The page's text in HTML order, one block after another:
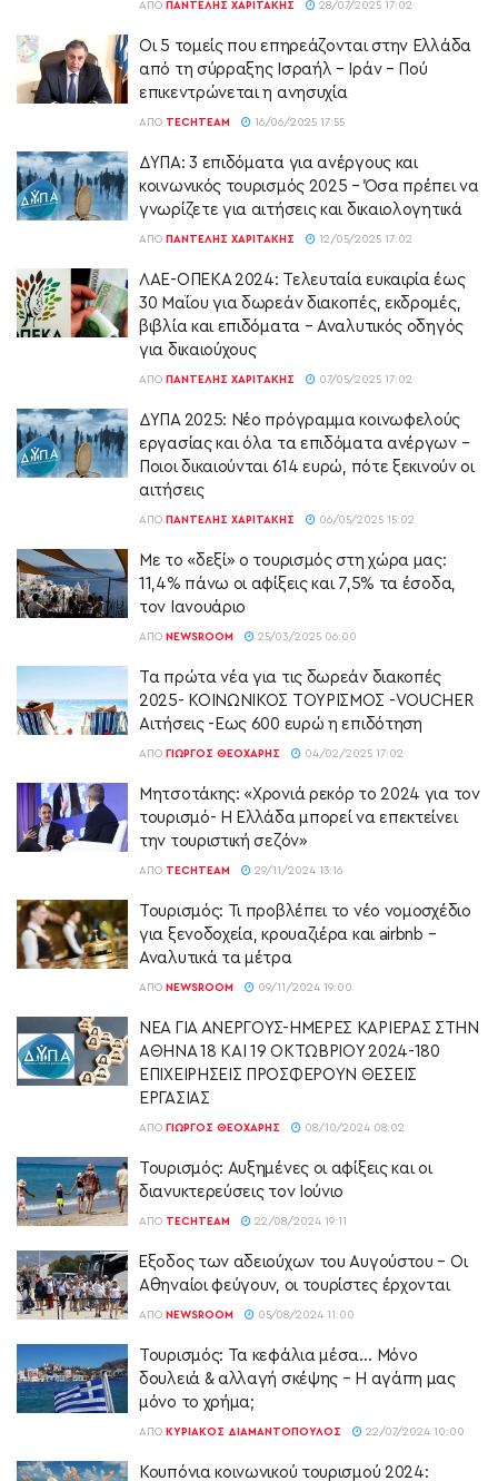
ΑΠΌ ΠΑΝΤΕΛΉΣ ΧΑΡΙΤΆΚΗΣ 28/07/2025 17:02
Οι 5 τομείς που επηρεάζονται στην Ελλάδα
από τη σύρραξης Ισραήλ – Ιράν – Πού
επικεντρώνεται η ανησυχία
ΑΠΌ TECHTEAM 16/06/2025 17:55
ΔΥΠΑ: 3 επιδόματα για ανέργους και
κοινωνικός τουρισμός 2025 – Όσα πρέπει να
γνωρίζετε για αιτήσεις και δικαιολογητικά
ΑΠΌ ΠΑΝΤΕΛΉΣ ΧΑΡΙΤΆΚΗΣ 12/05/2025 17:02
ΛΑΕ-ΟΠΕΚΑ 2024: Τελευταία ευκαιρία έως
30 Μαΐου για δωρεάν διακοπές, εκδρομές,
βιβλία και επιδόματα – Αναλυτικός οδηγός
για δικαιούχους
ΑΠΌ ΠΑΝΤΕΛΉΣ ΧΑΡΙΤΆΚΗΣ 07/05/2025 17:02
ΔΥΠΑ 2025: Νέο πρόγραμμα κοινωφελούς
εργασίας και όλα τα επιδόματα ανέργων –
Ποιοι δικαιούνται 614 ευρώ, πότε ξεκινούν οι
αιτήσεις
ΑΠΌ ΠΑΝΤΕΛΉΣ ΧΑΡΙΤΆΚΗΣ 06/05/2025 15:02
Με το «δεξί» ο τουρισμός στη χώρα μας:
11,4% πάνω οι αφίξεις και 7,5% τα έσοδα,
τον Ιανουάριο
ΑΠΌ NEWSROOM 25/03/2025 06:00
Τα πρώτα νέα για τις δωρεάν διακοπές
2025- ΚΟΙΝΩΝΙΚΟΣ ΤΟΥΡΙΣΜΟΣ -VOUCHER
Αιτήσεις -Εως 600 ευρώ η επιδότηση
ΑΠΌ ΓΙΏΡΓΟΣ ΘΕΟΧΆΡΗΣ 04/02/2025 17:02
Μητσοτάκης: «Χρονιά ρεκόρ το 2024 για τον
τουρισμό- Η Ελλάδα μπορεί να επεκτείνει
την τουριστική σεζόν»
ΑΠΌ TECHTEAM 29/11/2024 13:16
Τουρισμός: Τι προβλέπει το νέο νομοσχέδιο
για ξενοδοχεία, κρουαζιέρα και airbnb –
Αναλυτικά τα μέτρα
ΑΠΌ NEWSROOM 09/11/2024 19:00
ΝΕΑ ΓΙΑ ΑΝΕΡΓΟΥΣ-ΗΜΕΡΕΣ ΚΑΡΙΕΡΑΣ ΣΤΗΝ
ΑΘΗΝΑ 18 ΚΑΙ 19 ΟΚΤΩΒΡΙΟΥ 2024-180
ΕΠΙΧΕΙΡΗΣΕΙΣ ΠΡΟΣΦΕΡΟΥΝ ΘΕΣΕΙΣ
ΕΡΓΑΣΙΑΣ
ΑΠΌ ΓΙΏΡΓΟΣ ΘΕΟΧΆΡΗΣ 08/10/2024 08:02
Τουρισμός: Αυξημένες οι αφίξεις και οι
διανυκτερεύσεις τον Ιούνιο
ΑΠΌ TECHTEAM 22/08/2024 19:11
Έξοδος των αδειούχων του Αυγούστου – Οι
Αθηναίοι φεύγουν, οι τουρίστες έρχονται
ΑΠΌ NEWSROOM 05/08/2024 11:00
Τουρισμός: Τα κεφάλια μέσα… Μόνο
δουλειά & αλλαγή σκέψης – Η αγάπη μας
μόνο το χρήμα;
ΑΠΌ ΚΥΡΙΆΚΟΣ ΔΙΑΜΑΝΤΌΠΟΥΛΟΣ 22/07/2024 10:00
Κουπόνια κοινωνικού τουρισμού 2024: